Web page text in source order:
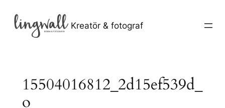
innehåll
Kreatör & fotograf
15504016812_2d15ef539d_
o